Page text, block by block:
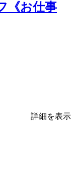
《お仕事
詳細を表示